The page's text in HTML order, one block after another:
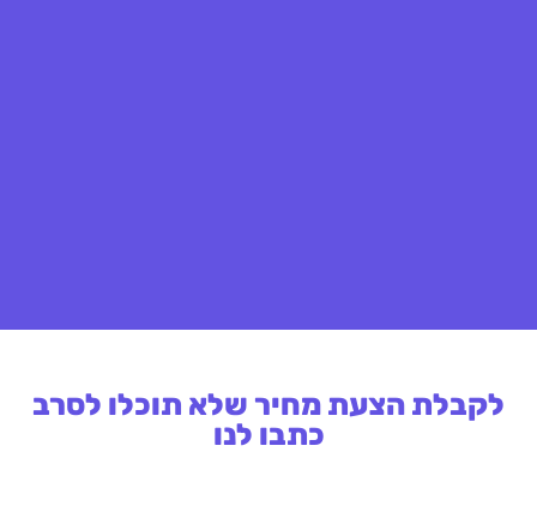
לקבלת הצעת מחיר שלא תוכלו לסרב
כתבו לנו